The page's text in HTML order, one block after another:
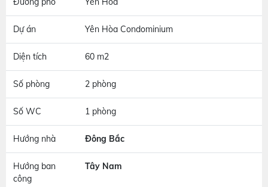
Dự án Yên Hòa Condominium
Diện tích 60 m2
Số phòng 2 phòng
Số WC 1 phòng
Hướng nhà Đông Bắc
Hướng ban
công
Tây Nam